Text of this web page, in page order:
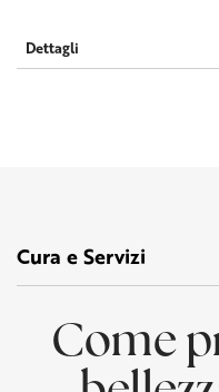
Dettagli
Cura e Servizi
Come